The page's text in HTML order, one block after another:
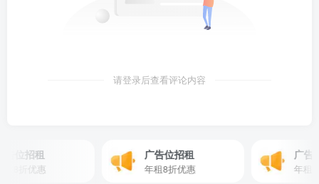
请登录后查看评论内容
招租 广告位招租
年租8折优惠
广告位
年租8折